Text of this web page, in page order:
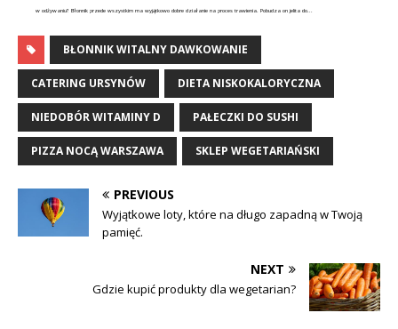
w odżywaniu? Błonnik przede wszystkim ma wyjątkowo dobre działanie na proces trawienia. Pobudza on jelita do...
BŁONNIK WITALNY DAWKOWANIE
CATERING URSYNÓW DIETA NISKOKALORYCZNA
NIEDOBÓR WITAMINY D PAŁECZKI DO SUSHI
PIZZA NOCĄ WARSZAWA SKLEP WEGETARIAŃSKI
PREVIOUS
Wyjątkowe loty, które na długo zapadną w Twoją
pamięć.
NEXT
Gdzie kupić produkty dla wegetarian?